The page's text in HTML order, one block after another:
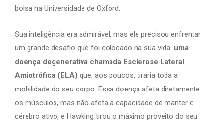
bolsa na Universidade de Oxford.
Sua inteligência era admirável, mas ele precisou enfrentar
um grande desafio que foi colocado na sua vida: uma
doença degenerativa chamada Esclerose Lateral
Amiotrófica (ELA) que, aos poucos, tiraria toda a
mobilidade do seu corpo. Essa doença afeta diretamente
os músculos, mas não afeta a capacidade de manter o
cérebro ativo, e Hawking tirou o máximo proveito do seu.